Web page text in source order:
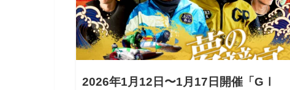
2026年1月12日〜1月17日開催「GⅠ